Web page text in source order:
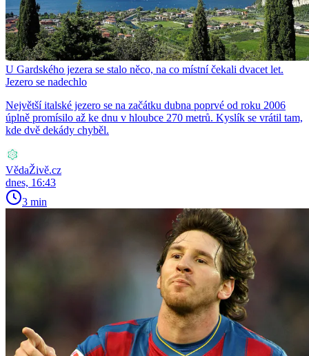
U Gardského jezera se stalo něco, na co místní čekali dvacet let.
Jezero se nadechlo
Největší italské jezero se na začátku dubna poprvé od roku 2006
úplně promísilo až ke dnu v hloubce 270 metrů. Kyslík se vrátil tam,
kde dvě dekády chyběl.
VědaŽivě.cz
dnes, 16:43
3 min